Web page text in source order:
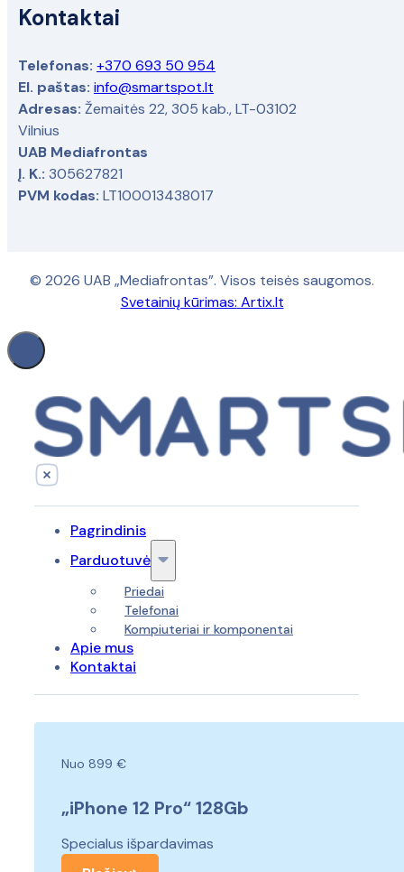
Kontaktai
Telefonas: +370 693 50 954
El. paštas: info@smartspot.lt
Adresas: Žemaitės 22, 305 kab., LT-03102
Vilnius
UAB Mediafrontas
Į. K.: 305627821
PVM kodas: LT100013438017
© 2026 UAB „Mediafrontas”. Visos teisės saugomos.
Svetainių kūrimas: Artix.lt
Pagrindinis
Parduotuvė
Priedai
Telefonai
Kompiuteriai ir komponentai
Apie mus
Kontaktai
Nuo 899 €
„iPhone 12 Pro“ 128Gb
Specialus išpardavimas